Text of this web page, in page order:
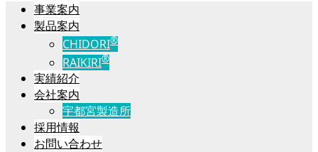
事業案内
製品案内
CHIDORI®
RAIKIRI®
実績紹介
会社案内
宇都宮製造所
採用情報
お問い合わせ